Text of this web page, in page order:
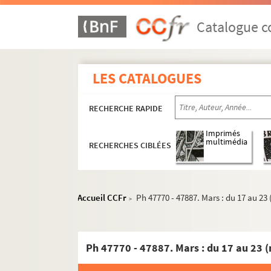
Catalogue
LES CATALOGUES
RECHERCHE RAPIDE
RECHERCHES CIBLÉES
Imprimés
multimédia
Accueil CCFr > Ph 47770 - 47887. Mars : du 17 au 23
Ph 47770 - 47887. Mars : du 17 au 23
1958
1963
1965
1966